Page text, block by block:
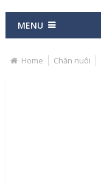
MENU
Home Chăn nuôi